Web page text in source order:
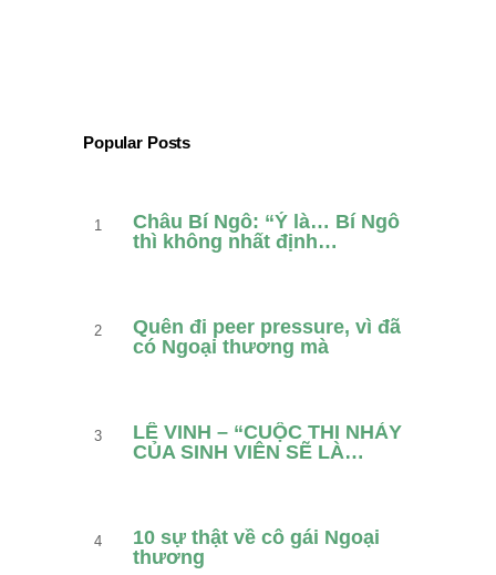
Popular Posts
Châu Bí Ngô: “Ý là… Bí Ngô
thì không nhất định…
Quên đi peer pressure, vì đã
có Ngoại thương mà
LÊ VINH – “CUỘC THI NHẢY
CỦA SINH VIÊN SẼ LÀ…
10 sự thật về cô gái Ngoại
thương